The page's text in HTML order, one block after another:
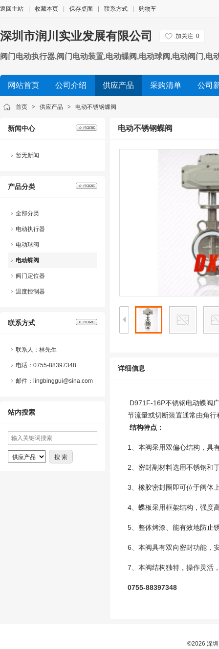
返回主站 收藏本页 保存桌面 联系方式 购物车
深圳市润川实业发展有限公司 加关注 0
阀门电动执行器,阀门电动装置,电动蝶阀,电动球阀,电动阀门,
网站首页
公司介绍 供应产品 采购清单 公司
首页 > 供应产品 > 电动不锈钢蝶阀
新闻中心
暂无新闻
产品分类
全部分类
电动执行器
电动球阀
电动蝶阀
阀门定位器
温度控制器
联系方式
联系人：林先生
电话：0755-88397348
邮件：lingbinggui@sina.com
站内搜索
电动不锈钢蝶阀
详细信息
D971F-16P不锈钢电动蝶阀
节流量或切断装置通常由角行
结构特点 ：
1、本阀采用双偏心结构，具
2、密封副材料选用不锈钢和
3、橡胶密封圈即可位于阀体
4、蝶板采用框架结构，强度
5、整体烤漆、能有效地防止
6、本阀具有双向密封功能，
7、本阀结构独特，操作灵活
0755-88397348
©2026 深